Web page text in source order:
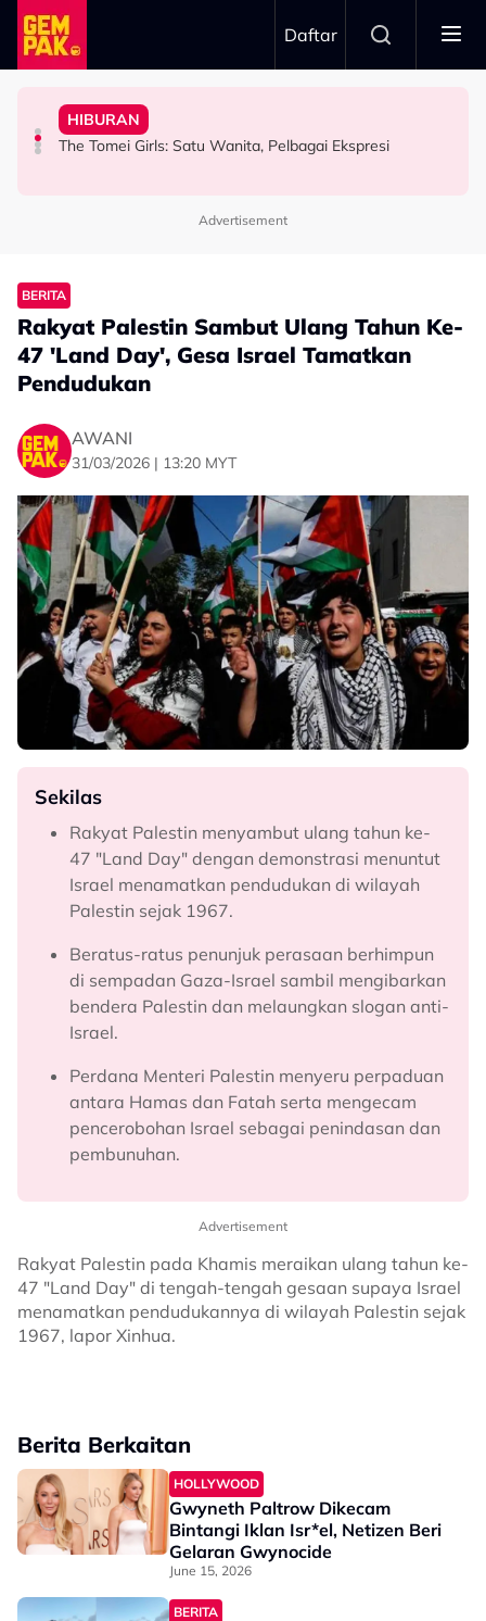
Skip to main content
Daftar
“Jangan Meroyan,Merentan...” - Ammar Alfian Pertahan
Aliff Aziz, Minta Netizen Berhenti Menghukum
HIBURAN
The Tomei Girls: Satu Wanita, Pelbagai Ekspresi
“Mungkin Rupa Saya Sesuai…” – Dipuji Tampan, Aliff
Aziz Anggap M. Nasir Sekadar Bergurau
Iqbal Tolak Tawaran Gimik Bercinta Dengan Artis Cantik
& Popular - “Saya Tak Mahu Main Perasaan Orang
Advertisement
BERITA
Rakyat Palestin Sambut Ulang Tahun Ke-
47 'Land Day', Gesa Israel Tamatkan
Pendudukan
AWANI
31/03/2026 | 13:20 MYT
Sekilas
Rakyat Palestin menyambut ulang tahun ke-
47 "Land Day" dengan demonstrasi menuntut
Israel menamatkan pendudukan di wilayah
Palestin sejak 1967.
Beratus-ratus penunjuk perasaan berhimpun
di sempadan Gaza-Israel sambil mengibarkan
bendera Palestin dan melaungkan slogan anti-
Israel.
Perdana Menteri Palestin menyeru perpaduan
antara Hamas dan Fatah serta mengecam
pencerobohan Israel sebagai penindasan dan
pembunuhan.
Advertisement
Rakyat Palestin pada Khamis meraikan ulang tahun ke-
47 "Land Day" di tengah-tengah gesaan supaya Israel
menamatkan pendudukannya di wilayah Palestin sejak
1967, lapor Xinhua.
Berita Berkaitan
HOLLYWOOD
Gwyneth Paltrow Dikecam
Bintangi Iklan Isr*el, Netizen Beri
Gelaran Gwynocide
June 15, 2026
BERITA